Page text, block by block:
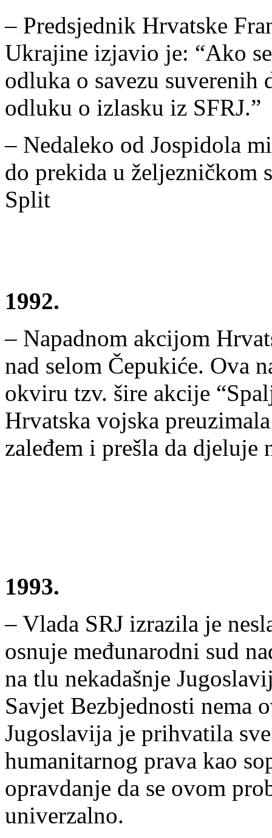
– Predsjednik Hrvatske
Ukrajine izjavio je: “Ako se
odluka o savezu suverenih
odluku o izlasku iz SFRJ.”
– Nedaleko od Jospidola
do prekida u željezničkom
Split
1992.
– Napadnom akcijom
nad selom Čepukiće. Ova
okviru tzv. šire akcije
Hrvatska vojska
zaleđem i prešla da djeluje
1993.
– Vlada SRJ izrazila je
osnuje međunarodni sud
na tlu nekadašnje
Savjet Bezbjednosti nema
Jugoslavija je prihvatila
humanitarnog prava kao
opravdanje da se ovom
univerzalno.